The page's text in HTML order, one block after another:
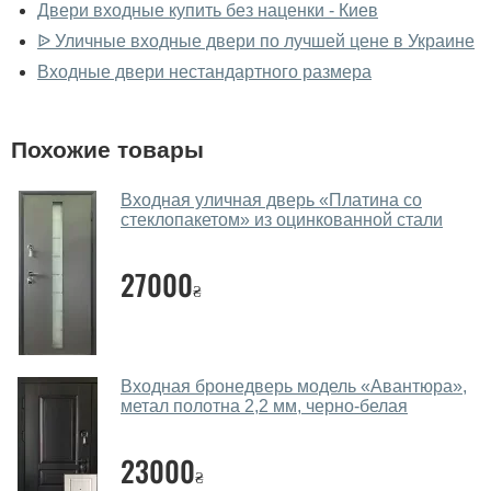
фирменном салоне-магазине.
У вас большой магазин?
Помогаете ли вы выбрать двери
Да. Мы консультируем покупателейпо телефону,
через мессенджеры, онлайн чат или непосредственно
в нашем салоне-магазине.
Какие двери входные посоветуете?
параметров, Вашего бюджета и других факторов.
Подбор входных дверей ведется индивидуально для
каждого посетителя.
Двери входные купить без наценки - Киев
ᐉ Уличные входные двери по лучшей цене в Украине
Входные двери нестандартного размера
Похожие товары
Входная уличная дверь «Платина со
стеклопакетом» из оцинкованной стали
27000₴
Входная бронедверь модель «Авантюра»,
метал полотна 2,2 мм, черно-белая
23000₴